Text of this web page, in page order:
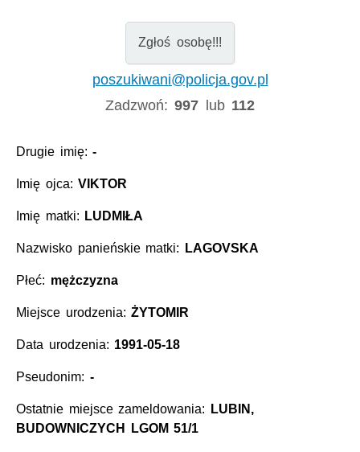
Zgłoś osobę!!!
poszukiwani@policja.gov.pl
Zadzwoń:997 lub 112
Drugie imię:-
Imię ojca:VIKTOR
Imię matki: LUDMIŁA
Nazwisko panieńskie matki: LAGOVSKA
Płeć: mężczyzna
Miejsce urodzenia:ŻYTOMIR
Data urodzenia: 1991-05-18
Pseudonim: -
Ostatnie miejsce zameldowania:
LUBIN,
BUDOWNICZYCH LGOM 51/1